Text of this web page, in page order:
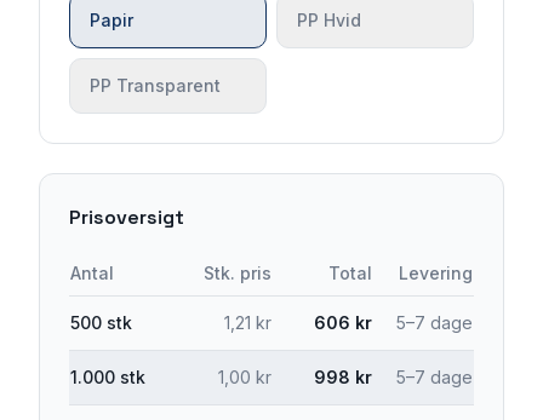
Papir PP Hvid
PP Transparent
Prisoversigt
Antal Stk. pris Total Levering
500 stk 1,21 kr 606 kr 5–7 dage
1.000 stk 1,00 kr 998 kr 5–7 dage